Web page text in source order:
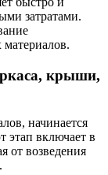
затратами.
крыши,
начинается
этап включает в
от возведения